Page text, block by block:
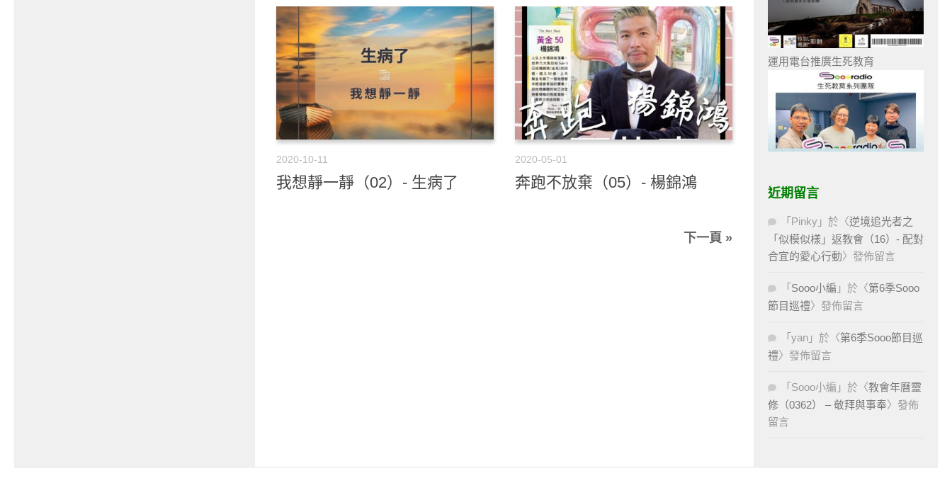
2020-10-11
我想靜一靜（02）- 生病了
2020-05-01
奔跑不放棄（05）- 楊錦鴻
下一頁 »
運用電台推廣生死教育
近期留言
「 Pinky 」於〈逆境追光者之
「似模似樣」返教會（16）- 配對
合宜的愛心行動〉發佈留言
「 Sooo小編 」於〈第6季Sooo
節目巡禮〉發佈留言
「 yan 」於〈第6季Sooo節目巡
禮〉發佈留言
「 Sooo小編 」於〈教會年曆靈
修（0362） – 敬拜與事奉〉發佈
留言